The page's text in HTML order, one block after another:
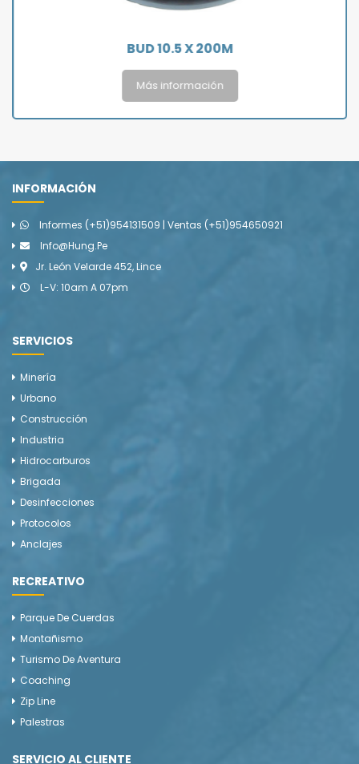
BUD 10.5 X 200M
Más información
INFORMACIÓN
Informes (+51)954131509 | Ventas (+51)954650921
Info@hung.pe
Jr. León Velarde 452, Lince
L-V: 10am A 07pm
SERVICIOS
Minería
Urbano
Construcción
Industria
Hidrocarburos
Brigada
Desinfecciones
Protocolos
Anclajes
RECREATIVO
Parque De Cuerdas
Montañismo
Turismo De Aventura
Coaching
Zip Line
Palestras
SERVICIO AL CLIENTE